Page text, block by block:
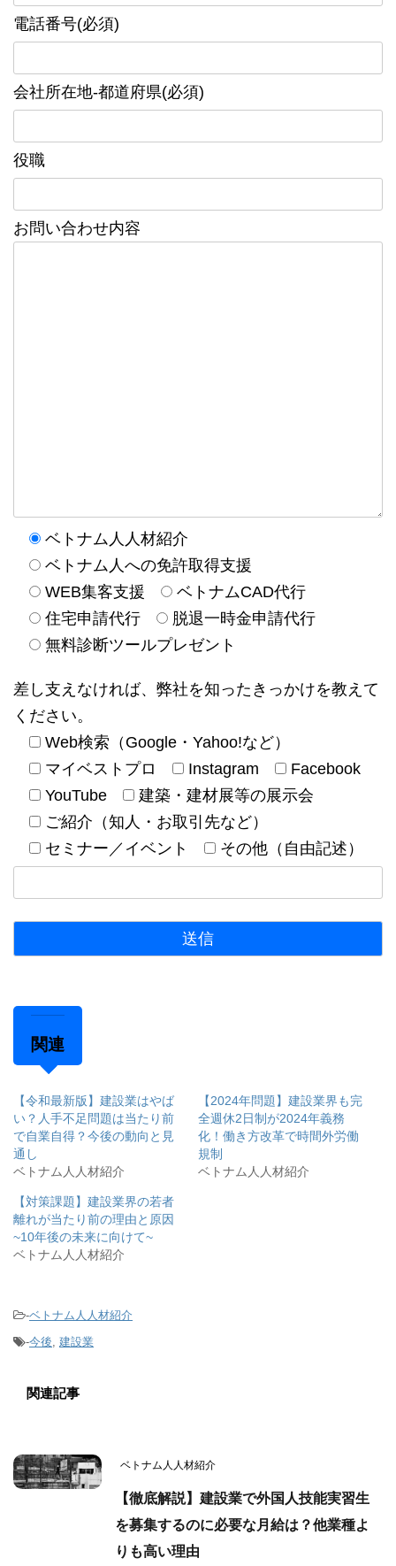
電話番号(必須)
会社所在地-都道府県(必須)
役職
お問い合わせ内容
ベトナム人人材紹介
ベトナム人への免許取得支援
WEB集客支援
ベトナムCAD代行
住宅申請代行
脱退一時金申請代行
無料診断ツールプレゼント
差し支えなければ、弊社を知ったきっかけを教えて
ください。
Web検索（Google・Yahoo!など）
マイベストプロ
Instagram
Facebook
YouTube
建築・建材展等の展示会
ご紹介（知人・お取引先など）
セミナー／イベント
その他（自由記述）
関連
【令和最新版】建設業はやば
い？人手不足問題は当たり前
で自業自得？今後の動向と見
通し
ベトナム人人材紹介
【2024年問題】建設業界も完
全週休2日制が2024年義務
化！働き方改革で時間外労働
規制
ベトナム人人材紹介
【対策課題】建設業界の若者
離れが当たり前の理由と原因
~10年後の未来に向けて~
ベトナム人人材紹介
-ベトナム人人材紹介
-今後, 建設業
関連記事
ベトナム人人材紹介
【徹底解説】建設業で外国人技能実習生
を募集するのに必要な月給は？他業種よ
りも高い理由